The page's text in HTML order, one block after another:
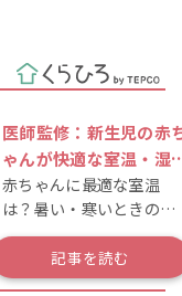
医師監修：新生児の赤
ゃんが快適な室温・湿
は？暑い・寒いときの
インも
赤ちゃんに最適な室温
は？暑い・寒いときのサ
インもチェック！
記事を読む